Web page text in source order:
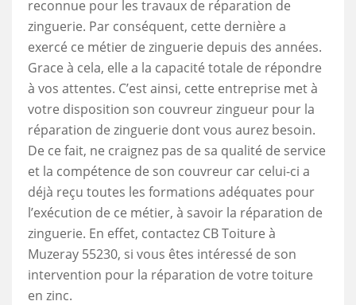
reconnue pour les travaux de réparation de
zinguerie. Par conséquent, cette dernière a
exercé ce métier de zinguerie depuis des années.
Grace à cela, elle a la capacité totale de répondre
à vos attentes. C’est ainsi, cette entreprise met à
votre disposition son couvreur zingueur pour la
réparation de zinguerie dont vous aurez besoin.
De ce fait, ne craignez pas de sa qualité de service
et la compétence de son couvreur car celui-ci a
déjà reçu toutes les formations adéquates pour
l’exécution de ce métier, à savoir la réparation de
zinguerie. En effet, contactez CB Toiture à
Muzeray 55230, si vous êtes intéressé de son
intervention pour la réparation de votre toiture
en zinc.